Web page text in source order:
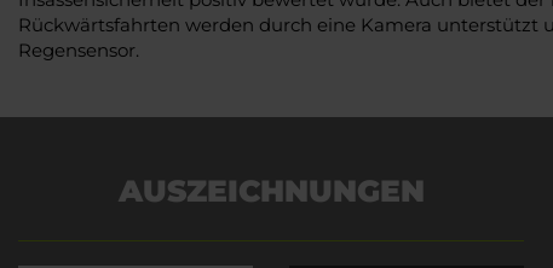
Rückwärtsfahrten werden durch eine Kamera
Regensensor.
AUSZEICHNUNGEN